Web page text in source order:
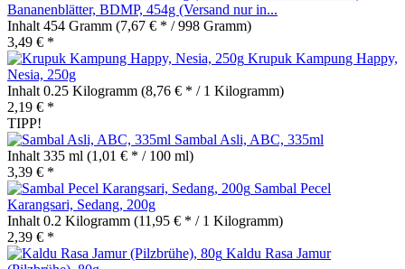
Bananenblätter, BDMP, 454g (Versand nur in...
Inhalt 454 Gramm (7,67 € * / 998 Gramm)
3,49 € *
Krupuk Kampung Happy,
Nesia, 250g
Inhalt 0.25 Kilogramm (8,76 € * / 1 Kilogramm)
2,19 € *
TIPP!
Sambal Asli, ABC, 335ml
Inhalt 335 ml (1,01 € * / 100 ml)
3,39 € *
Sambal Pecel
Karangsari, Sedang, 200g
Inhalt 0.2 Kilogramm (11,95 € * / 1 Kilogramm)
2,39 € *
Kaldu Rasa Jamur